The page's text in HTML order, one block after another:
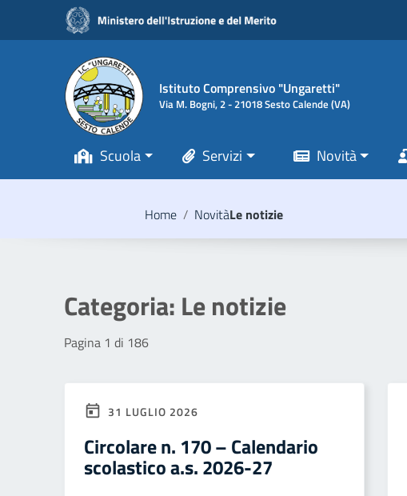
Vai ai contenuti
Vai al menu di navigazione
Vai al footer
Istituto Comprensivo "Ungaretti"
Via M. Bogni, 2 - 21018 Sesto Calende (VA)
Scuola Servizi Novità
Home / NovitàLe notizie
Categoria: Le notizie
Pagina 1 di 186
31 LUGLIO 2026
Circolare n. 170 – Calendario
scolastico a.s. 2026-27